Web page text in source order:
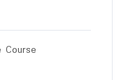
Course